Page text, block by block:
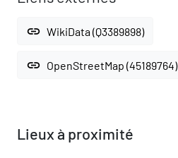
link WikiData (Q3389898)
link OpenStreetMap (45189764)
Lieux à proximité